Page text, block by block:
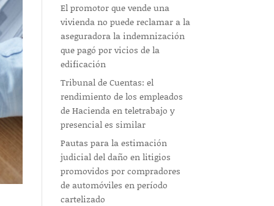
El promotor que vende una
vivienda no puede reclamar a la
aseguradora la indemnización
que pagó por vicios de la
edificación
Tribunal de Cuentas: el
rendimiento de los empleados
de Hacienda en teletrabajo y
presencial es similar
Pautas para la estimación
judicial del daño en litigios
promovidos por compradores
de automóviles en período
cartelizado